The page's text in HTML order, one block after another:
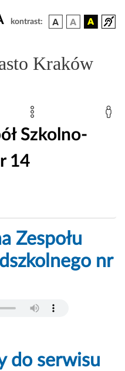
kontrast:
Kraków
Szkolno-
14
Zespołu
nr
do serwisu